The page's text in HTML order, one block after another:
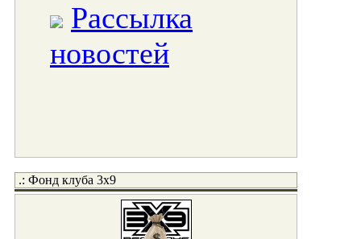
Рассылка
новостей
.: Фонд клуба 3x9